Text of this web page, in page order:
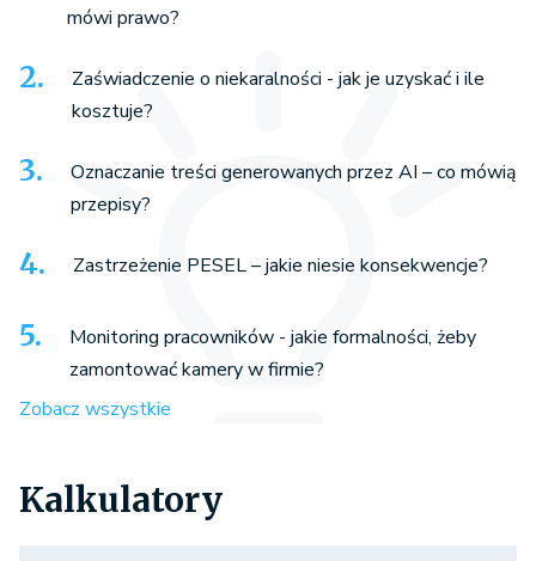
mówi prawo?
Zaświadczenie o niekaralności - jak je uzyskać i ile
kosztuje?
Oznaczanie treści generowanych przez AI – co mówią
przepisy?
Zastrzeżenie PESEL – jakie niesie konsekwencje?
Monitoring pracowników - jakie formalności, żeby
zamontować kamery w firmie?
Zobacz wszystkie
Kalkulatory